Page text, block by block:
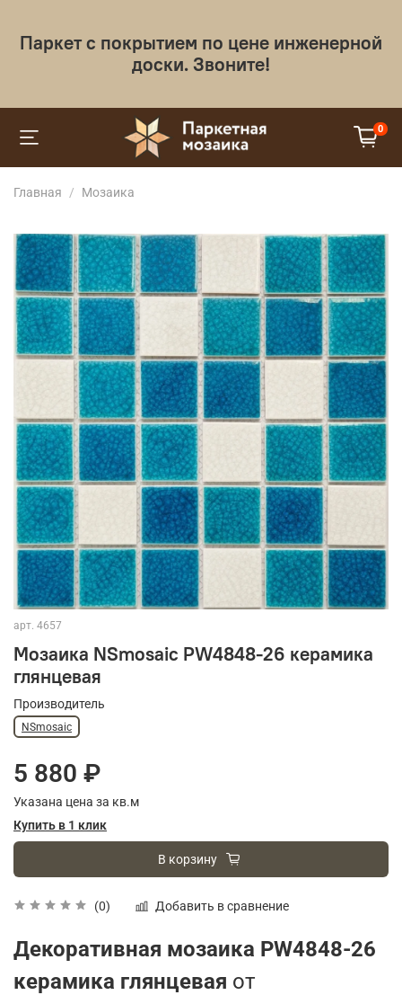
Паркет с покрытием по цене инженерной
доски. Звоните!
0
Главная Мозаика
арт. 4657
Мозаика NSmosaic PW4848-26 керамика
глянцевая
(0) Добавить в сравнение
Производитель
NSmosaic
5 880 ₽
Указана цена за кв.м
Купить в 1 клик
В корзину
Декоративная мозаика PW4848-26
керамика глянцевая от